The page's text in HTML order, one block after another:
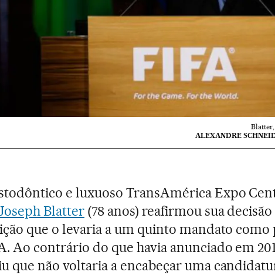
ALEXANDRE
e luxuoso TransAmérica Expo
Blatter(78 anos) reafirmou sua
que o levaria a um quinto mandato
Ao contrário do que havia anunciado em
que não voltaria a encabeçar uma